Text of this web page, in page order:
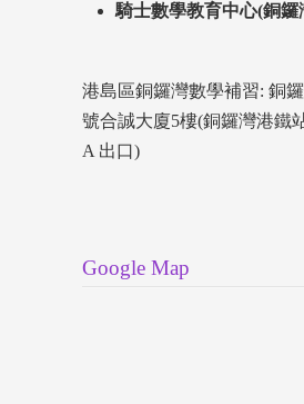
騎士數學教育中心(銅鑼
港島區銅鑼灣數學補習: 銅
號合誠大廈5樓(銅鑼灣港鐵
A 出口)
Google Map